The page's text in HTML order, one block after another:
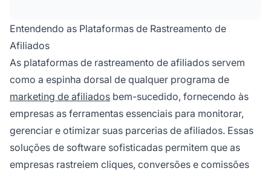
Entendendo as Plataformas de Rastreamento de
Afiliados
As plataformas de rastreamento de afiliados servem
como a espinha dorsal de qualquer programa de
marketing de afiliados bem-sucedido, fornecendo às
empresas as ferramentas essenciais para monitorar,
gerenciar e otimizar suas parcerias de afiliados. Essas
soluções de software sofisticadas permitem que as
empresas rastreiem cliques, conversões e comissões